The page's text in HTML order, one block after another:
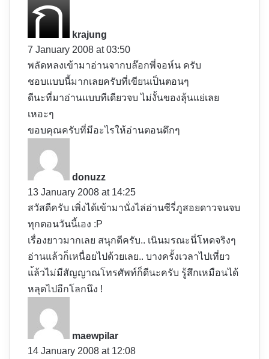
krajung
s
:
7 January 2008 at 03:50
พลัดหลงเข้ามาอ่านจากบล๊อกพี่จอห์น ครับ
ชอบแบบนี้มากเลยครับที่เขียนเป็นตอนๆ
ดีนะที่มาอ่านแบบทีเดียวจบ ไม่งั้นของลุ้นแย่เลย
เหอะๆ
ขอบคุณครับที่มีอะไรให้อ่านตอนดึกๆ
donuzz
s
:
13 January 2008 at 14:25
สวัสดีครับ เพิ่งได้เข้ามานั่งไล่อ่านซีรี่ภูสอยดาวจนจบ
ทุกตอนวันนี้เอง :P
เรื่องยาวมากเลย สนุกดีครับ.. เนินมรณะนี่โหดจริงๆ
อ่านแล้วก็เหนื่อยไปด้วยเลย.. บางครั้งเวลาไปเที่ยว
แ้ล้วไม่มีสัญญาณโทรศัพท์ก็ดีนะครับ รู้สึกเหมือนได้
หลุดไปอีกโลกนึง !
maewpilar
s
14 January 2008 at 12:08